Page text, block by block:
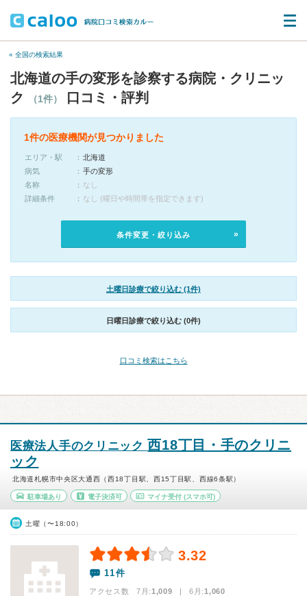
« 全国の検索結果
北海道の手の変形を診察する病院・クリニッ
ク
（1件） 口コミ・評判
1件の医療機関が見つかりました
エリア・駅
北海道
病気
手の変形
名称
なし
詳細条件
なし (曜日や時間帯を指定できます)
条件変更・絞り込み
土曜日診療で絞り込む (1件)
日曜日診療で絞り込む (0件)
口コミ検索はこちら
医療法人手のクリニック 西18丁目・手のクリニ
ック
北海道札幌市中央区大通西（西18丁目駅、西15丁目駅、西線6条駅）
駐車場あり 電子決済可 マイナ受付 (スマホ可)
土曜（〜18:00）
3.32
11件
アクセス数 7月:1,009 | 6月:1,060